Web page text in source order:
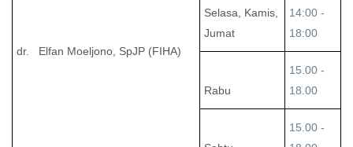
dr. Elfan Moeljono, SpJP (FIHA)
Selasa, Kamis,
Jumat
14:00 -
18:00
Rabu
15.00 -
18.00
15.00 -